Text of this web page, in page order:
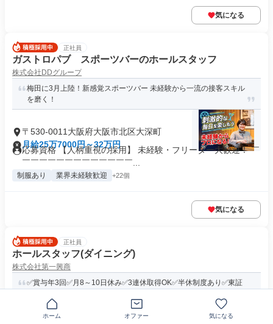
気になる
正社員
ガストロパブ スポーツバーのホールスタッフ
株式会社DDグループ
梅田に3月上陸！新感覚スポーツバー 未経験から一流の接客スキル
を磨く！
〒530-0011大阪府大阪市北区大深町
月給25万7000円～32万円
応募資格 【人柄重視の採用】 未経験・フリーター大歓迎！ ￣
￣￣￣￣￣￣￣￣￣￣￣￣￣...
制服あり 業界未経験歓迎 +22個
気になる
正社員
ホールスタッフ(ダイニング)
株式会社第一興商
✅賞与年3回✅月8～10日休み✅3連休取得OK✅半休制度あり✅東証
ホーム オファー 気になる